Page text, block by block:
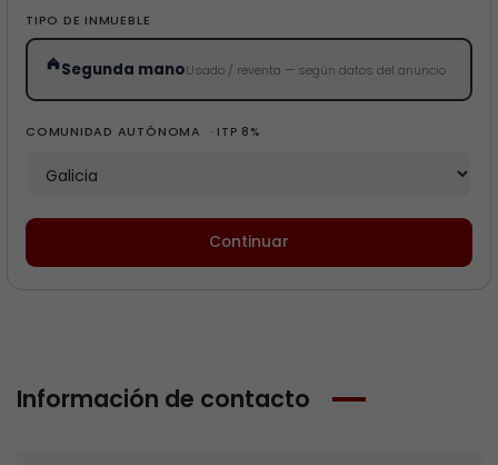
TIPO DE INMUEBLE
Segunda manoUsado / reventa — según datos del anuncio
COMUNIDAD AUTÓNOMA · ITP 8%
Continuar
Información de contacto